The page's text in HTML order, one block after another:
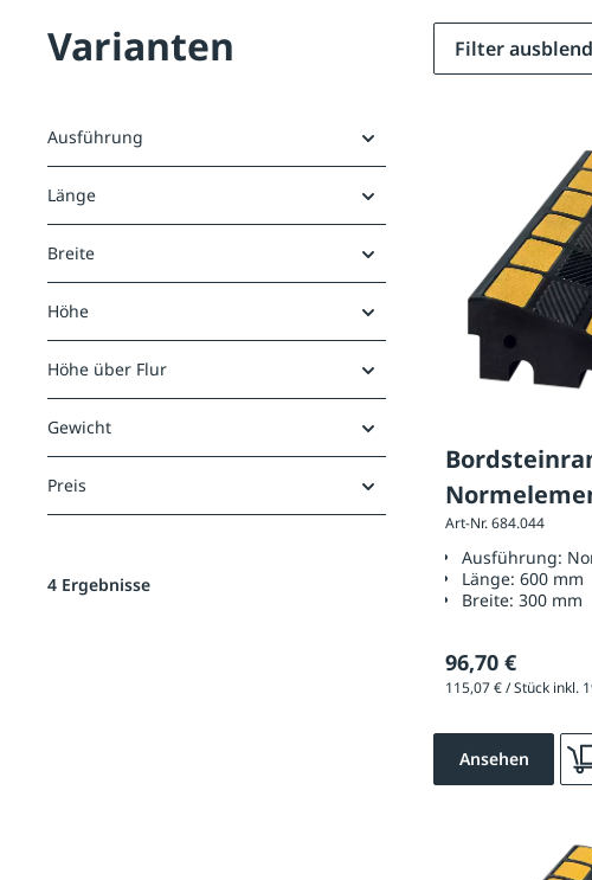
Varianten
Ausführung
Länge
Breite
Höhe
Höhe über Flur
Gewicht
Preis
4 Ergebnisse
Filter
x 300 x 100
Art-Nr. 684.044
Ausführung:
Länge: 600 mm
Breite: 300 mm
96,70 €
Ansehen